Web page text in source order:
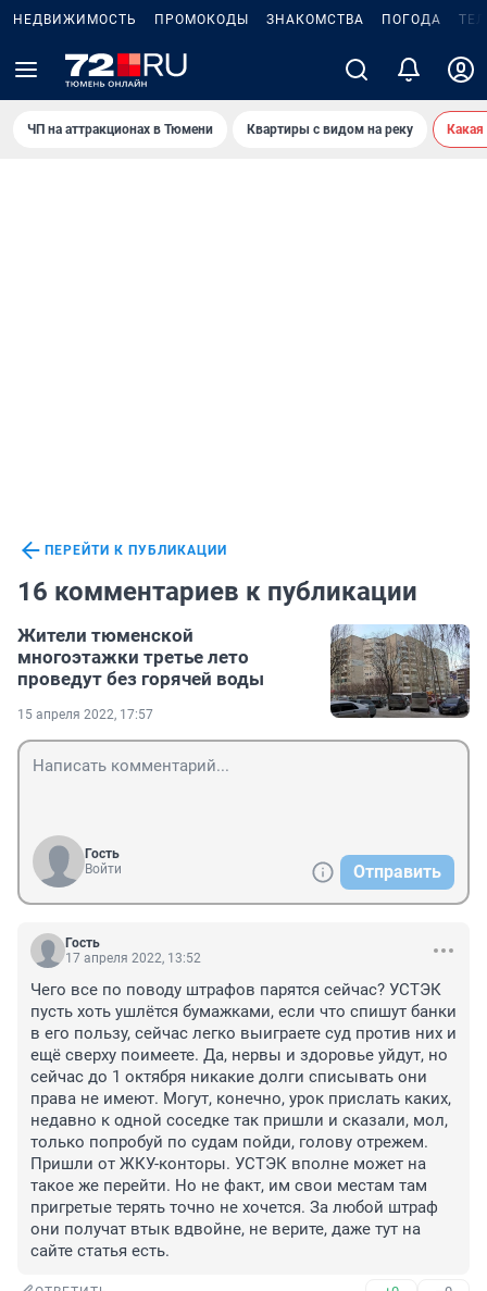
НЕДВИЖИМОСТЬ ПРОМОКОДЫ ЗНАКОМСТВА ПОГОДА
ЧП на аттракционах в Тюмени Квартиры с видом на реку
ПЕРЕЙТИ К ПУБЛИКАЦИИ
16 комментариев к публикации
Жители тюменской
многоэтажки третье лето
проведут без горячей воды
15 апреля 2022, 17:57
Гость
Войти
Отправить
Гость
17 апреля 2022, 13:52
Чего все по поводу штрафов парятся сейчас? УСТЭК
пусть хоть ушлётся бумажками, если что спишут банки
в его пользу, сейчас легко выиграете суд против них и
ещё сверху поимеете. Да, нервы и здоровье уйдут, но
сейчас до 1 октября никакие долги списывать они
права не имеют. Могут, конечно, урок прислать каких,
недавно к одной соседке так пришли и сказали, мол,
только попробуй по судам пойди, голову отрежем.
Пришли от ЖКУ-конторы. УСТЭК вполне может на
такое же перейти. Но не факт, им свои местам там
пригретые терять точно не хочется. За любой штраф
они получат втык вдвойне, не верите, даже тут на
сайте статья есть.